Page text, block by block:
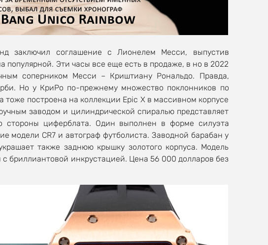
заключил соглашение с Лионелем Месси, выпустив
Эти часы все еще есть в продаже, в но в 2022
соперником Месси – Криштиану Рональдо. Правда,
Но у КриРо по-прежнему множество поклонников по
построена на коллекции Epic X в массивном корпусе
заводом и цилиндрической спиралью представляет
стороны циферблата. Один выполнен в форме силуэта
модели CR7 и автограф футболиста. Заводной барабан у
также заднюю крышку золотого корпуса. Модель
бриллиантовой инкрустацией. Цена 56 000 долларов без